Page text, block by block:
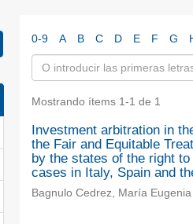
0-9 A B C D E F G
Mostrando ítems 1-1 de 1
Investment arbitration in
the Fair and Equitable
by the states of the right
cases in Italy, Spain and
Bagnulo Cedrez, María Eugenia